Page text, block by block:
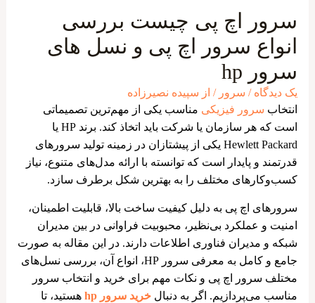
سرور اچ پی چیست بررسی
انواع سرور اچ پی و نسل های
سرور hp
یک دیدگاه / سرور / از سپیده نصیرزاده
انتخاب سرور فیزیکی مناسب یکی از مهم‌ترین تصمیماتی
است که هر سازمان یا شرکت باید اتخاذ کند. برند HP یا
Hewlett Packard یکی از پیشتازان در زمینه تولید سرورهای
قدرتمند و پایدار است که توانسته با ارائه مدل‌های متنوع، نیاز
کسب‌وکارهای مختلف را به بهترین شکل برطرف سازد.
سرورهای اچ پی به دلیل کیفیت ساخت بالا، قابلیت اطمینان،
امنیت و عملکرد بی‌نظیر، محبوبیت فراوانی در بین مدیران
شبکه و مدیران فناوری اطلاعات دارند. در این مقاله به صورت
جامع و کامل به معرفی سرور HP، انواع آن، بررسی نسل‌های
مختلف سرور اچ پی و نکات مهم برای خرید و انتخاب سرور
مناسب می‌پردازیم. اگر به دنبال خرید سرور hp
هستید، تا